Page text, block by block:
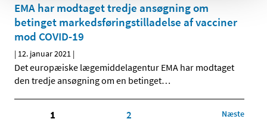
EMA har modtaget tredje ansøgning om
betinget markedsføringstilladelse af vacciner
mod COVID-19
| 12. januar 2021 |
Det europæiske lægemiddelagentur EMA har modtaget
den tredje ansøgning om en betinget…
1 2 Næste